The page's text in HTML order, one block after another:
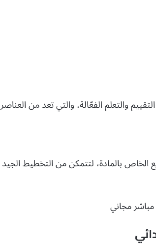
والتعلم الفعّالة، والتي تعد من العناصر
الخاص بالمادة، لتتمكن من التخطيط الجيد